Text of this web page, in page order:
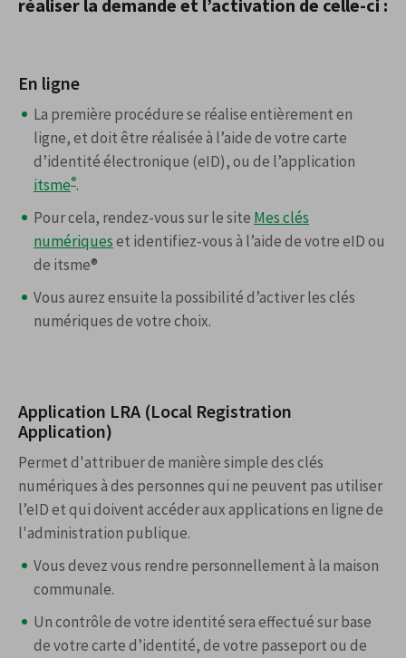
réaliser la demande et l’activation de celle-ci :
En ligne
La première procédure se réalise entièrement en
ligne, et doit être réalisée à l’aide de votre carte
d’identité électronique (eID), ou de l’application
itsme®.
Pour cela, rendez-vous sur le site Mes clés
numériqueset identifiez-vous à l’aide de votre eID ou
de itsme®
Vous aurez ensuite la possibilité d’activer les clés
numériques de votre choix.
Application LRA (Local Registration
Application)
Permet d'attribuer de manière simple des clés
numériques à des personnes qui ne peuvent pas utiliser
l’eID et qui doivent accéder aux applications en ligne de
l'administration publique.
Vous devez vous rendre personnellement à la maison
communale.
Un contrôle de votre identité sera effectué sur base
de votre carte d’identité, de votre passeport ou de